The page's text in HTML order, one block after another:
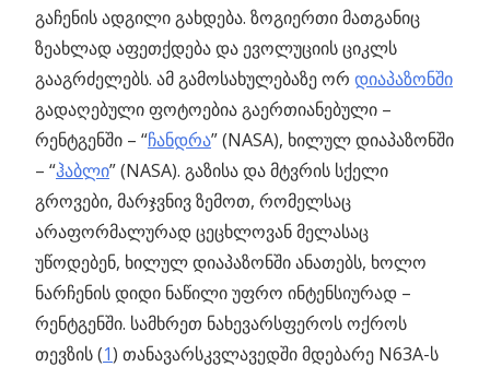
გაჩენის ადგილი გახდება. ზოგიერთი მათგანიც
ზეახლად აფეთქდება და ევოლუციის ციკლს
გააგრძელებს. ამ გამოსახულებაზე ორ დიაპაზონში
გადაღებული ფოტოებია გაერთიანებული –
რენტგენში – “ჩანდრა” (NASA), ხილულ დიაპაზონში
– “ჰაბლი” (NASA). გაზისა და მტვრის სქელი
გროვები, მარჯვნივ ზემოთ, რომელსაც
არაფორმალურად ცეცხლოვან მელასაც
უწოდებენ, ხილულ დიაპაზონში ანათებს, ხოლო
ნარჩენის დიდი ნაწილი უფრო ინტენსიურად –
რენტგენში. სამხრეთ ნახევარსფეროს ოქროს
თევზის (1) თანავარსკვლავედში მდებარე N63A-ს